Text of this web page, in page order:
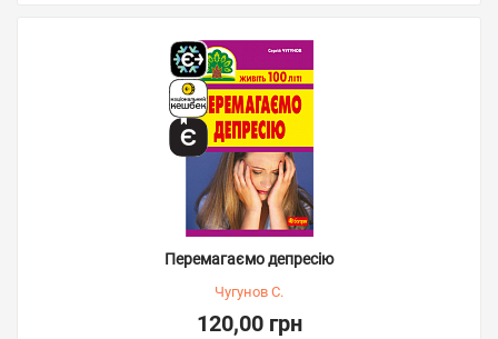
Перемагаємо депресію
Чугунов С.
120,00 грн